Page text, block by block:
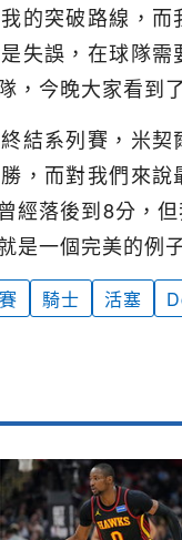
的突破路線，
失誤，在球隊
，今晚大家看到
結系列賽，米
，而對我們來
經落後到8分，
是一個完美的例子
騎士 活塞